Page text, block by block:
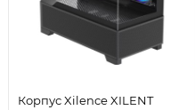
Корпус Xilence XILENT